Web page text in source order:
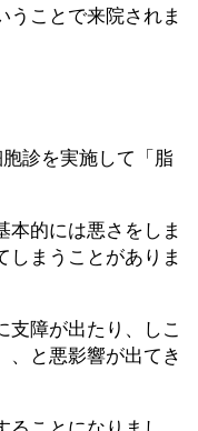
うことで来院されま
診を実施して「脂
本的には悪さをしま
しまうことがありま
支障が出たり、しこ
、と悪影響が出てき